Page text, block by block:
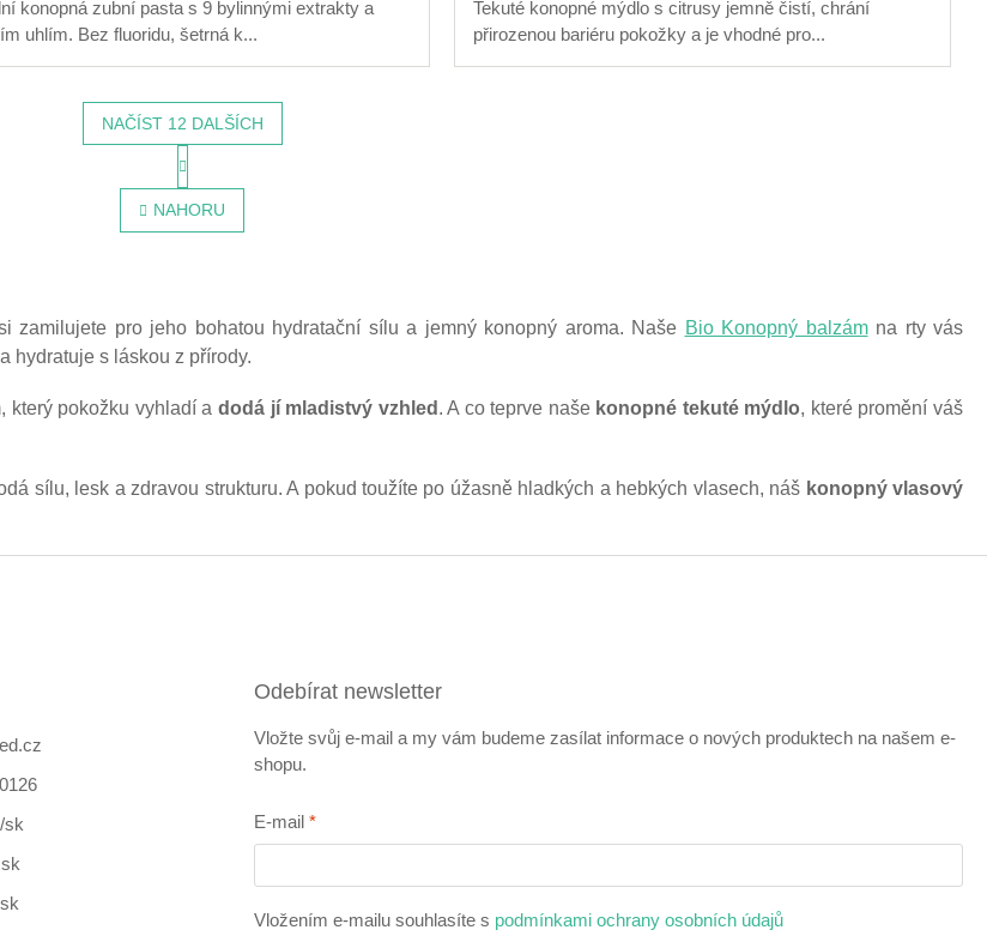
konopná zubní pasta s 9 bylinnými extrakty a
uhlím. Bez fluoridu, šetrná k...
hvězdiček.
Tekuté konopné mýdlo s citrusy jemně čistí, chrání
přirozenou bariéru pokožky a je vhodné pro...
O
v
l
í
p
v
ý
s
NAČÍST 12 DALŠÍCH
t
r
á
n
n
í
NAHORU
zamilujete pro jeho bohatou hydratační sílu a jemný konopný aroma. Naše Bio Konopný balzámna rty vás
hydratuje s láskou z přírody.
který pokožku vyhladí adodá jí mladistvý vzhled . A co teprve naše konopné tekuté mýdlo, které promění váš
sílu, lesk a zdravou strukturu. A pokud toužíte po úžasně hladkých a hebkých vlasech, náš konopný vlasový
sk
Odebírat newsletter
Vložte svůj e-mail a my vám budeme zasílat informace o nových produktech na našem e-
shopu.
E-mail
Vložením e-mailu souhlasíte s podmínkami ochrany osobních údajů